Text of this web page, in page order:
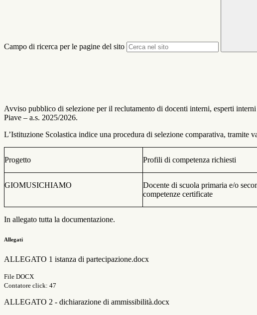
Campo di ricerca per le pagine del sito
Avviso pubblico di selezione per il reclutamento di docenti interni, esperti
Piave – a.s. 2025/2026.
L’Istituzione Scolastica indice una procedura di selezione comparativa,
Progetto Profili di competenza richiesti
GIOMUSICHIAMO Docente di scuola primaria e/o
competenze certificate
In allegato tutta la documentazione.
Allegati
ALLEGATO 1 istanza di partecipazione.docx
File DOCX
Contatore click: 47
ALLEGATO 2 - dichiarazione di ammissibilità.docx